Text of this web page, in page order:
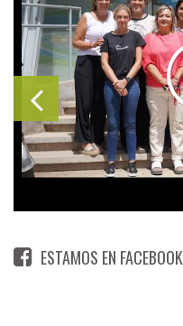
ESTAMOS EN FACEBOOK